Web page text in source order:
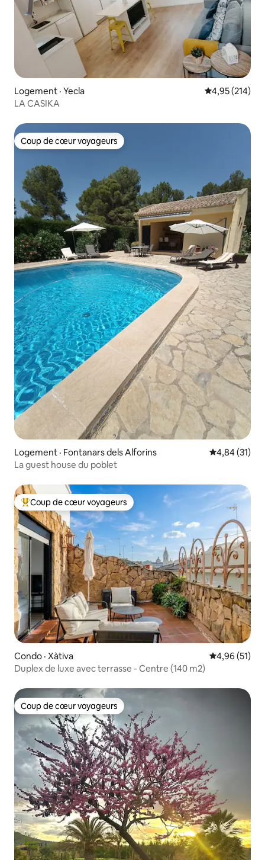
Logement · Yecla Note
4,95 (214)
LA CASIKA
Coup de cœur voyageurs
Coup de cœur voyageurs
Logement · Fontanars dels Alforins Note
4,84 (31)
La guest house du poblet
Coup de cœur voyageurs parmi les plus aimés
Coup de cœur voyageurs
Condo · Xàtiva Note
4,96 (51)
Duplex de luxe avec terrasse - Centre (140 m2)
Coup de cœur voyageurs
Coup de cœur voyageurs